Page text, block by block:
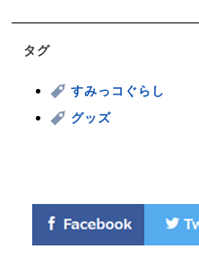
タグ
すみっコぐらし
グッズ